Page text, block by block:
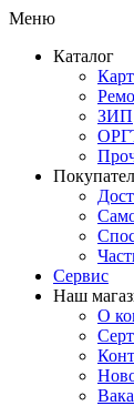
Меню
Каталог
ЗИП
Сервис
Наш
О